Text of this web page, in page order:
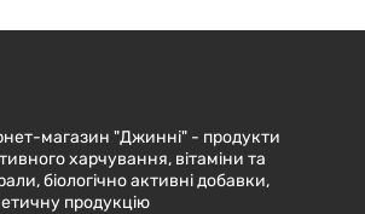
магазин "Джинні" - продукти
харчування, вітаміни та
біологічно активні добавки,
продукцію